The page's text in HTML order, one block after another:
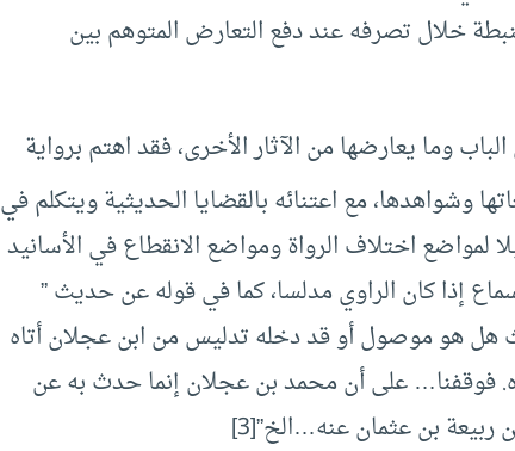
خلال تصرفه عند دفع التعارض المتوهم بين
وما يعارضها من الآثار الأخرى، فقد اهتم برواية
وشواهدها، مع اعتنائه بالقضايا الحديثية ويتكلم في
لمواضع اختلاف الرواة ومواضع الانقطاع في الأسانيد
إذا كان الراوي مدلسا، كما في قوله عن حديث ”
هل هو موصول أو قد دخله تدليس من ابن عجلان أتاه
فوقفنا… على أن محمد بن عجلان إنما حدث به عن
ربيعة بن عثمان عنه…الخ”[3]